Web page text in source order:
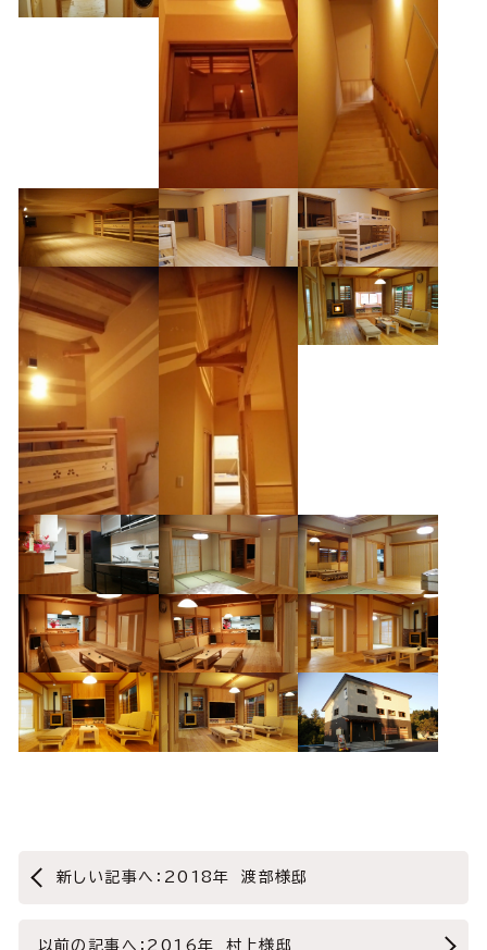
新しい記事へ：2018年 渡部様邸
以前の記事へ：2016年 村上様邸